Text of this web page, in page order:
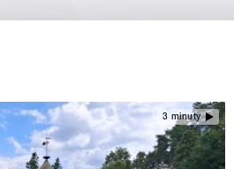
3 minuty